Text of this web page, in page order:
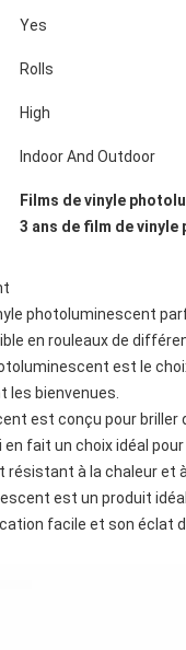
Yes
Rolls
High
Indoor And Outdoor
Films de vinyle
3 ans de film de
photoluminescent
en rouleaux de
est le
les bienvenues.
est conçu pour
en fait un choix idéal
à la chaleur et
est un produit
facile et son éclat